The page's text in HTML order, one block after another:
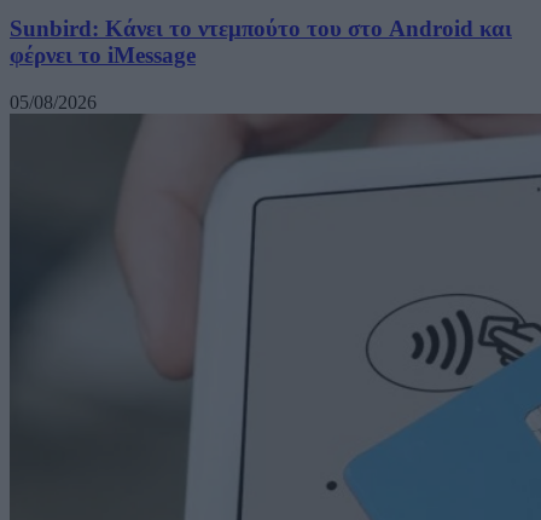
Sunbird: Κάνει το ντεμπούτο του στο Android και
φέρνει το iMessage
05/08/2026